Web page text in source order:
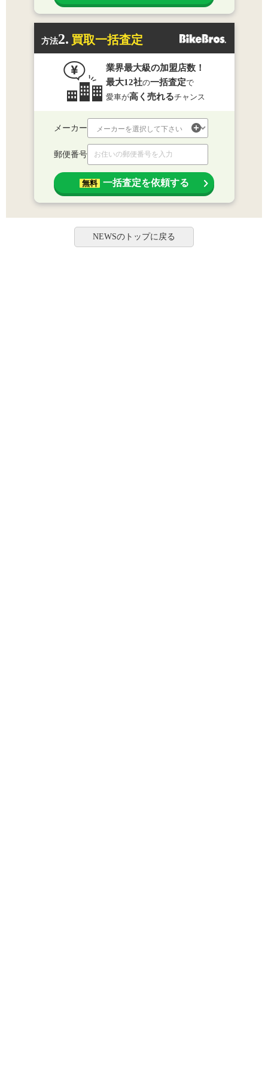
方法2. 買取一括査定
業界最大級の加盟店数！
最大12社の一括査定で
愛車が高く売れるチャンス
メーカー
郵便番号
無料 一括査定を依頼する
NEWSのトップに戻る